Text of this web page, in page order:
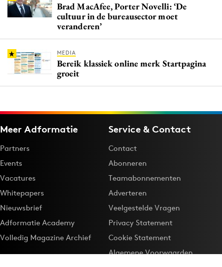
Brad MacAfee, Porter Novelli: ‘De
cultuur in de bureausector moet
veranderen’
MEDIA
Bereik klassiek online merk Startpagina
groeit
Meer Adformatie
Partners
Events
Vacatures
Whitepapers
Nieuwsbrief
Adformatie Academy
Volledig Magazine Archief
Service & Contact
Contact
Abonneren
Teamabonnementen
Adverteren
Veelgestelde Vragen
Privacy Statement
Cookie Statement
Algemene Voorwaarden